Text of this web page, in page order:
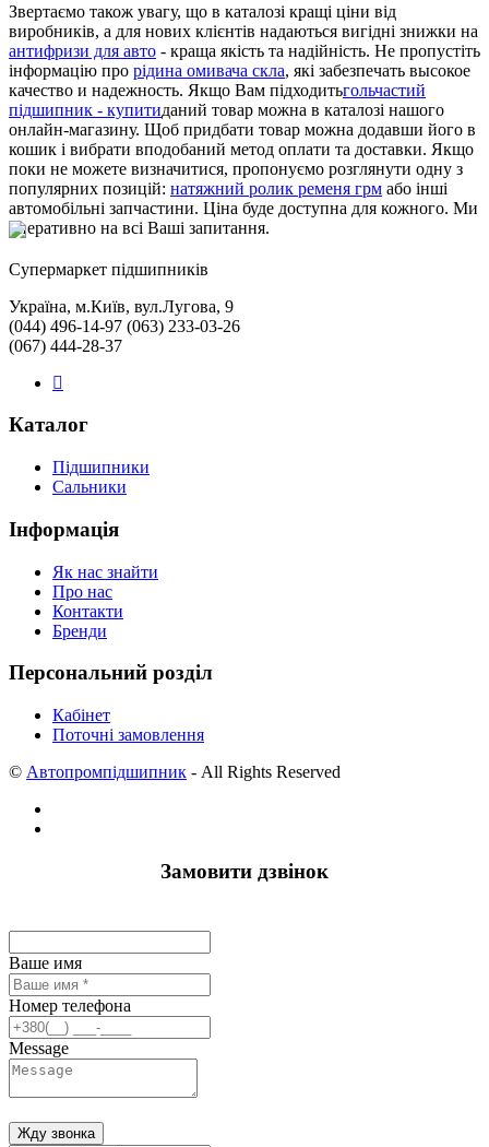
Звертаємо також увагу, що в каталозі кращі ціни від
виробників, а для нових клієнтів надаються вигідні знижки на
антифризи для авто - краща якість та надійність. Не пропустіть
інформацію про рідина омивача скла, які забезпечать высокое
качество и надежность. Якщо Вам підходитьгольчастий
підшипник - купитиданий товар можна в каталозі нашого
онлайн-магазину. Щоб придбати товар можна додавши його в
кошик і вибрати вподобаний метод оплати та доставки. Якщо
поки не можете визначитися, пропонуємо розглянути одну з
популярних позицій: натяжний ролик ременя грм або інші
автомобільні запчастини. Ціна буде доступна для кожного. Ми
оперативно на всі Ваші запитання.
Cупермаркет підшипників
Україна, м.Київ, вул.Лугова, 9
(044) 496-14-97 (063) 233-03-26
(067) 444-28-37
Каталог
Підшипники
Сальники
Інформація
Як нас знайти
Про нас
Контакти
Бренди
Персональний розділ
Кабінет
Поточні замовлення
© Автопромпідшипник - All Rights Reserved
Замовити дзвінок
Ваше имя
Номер телефона
Message
Жду звонка